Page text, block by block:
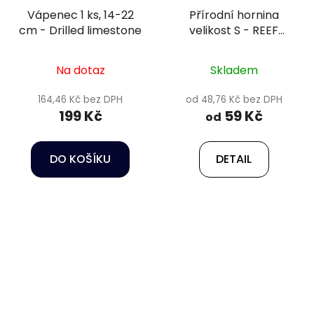
Vápenec 1 ks, 14-22
cm - Drilled limestone
Na dotaz
164,46 Kč bez DPH
199 Kč
DO KOŠÍKU
Přírodní hornina
velikost S - REEF
Skladem
od 48,76 Kč bez DPH
od 59 Kč
DETAIL